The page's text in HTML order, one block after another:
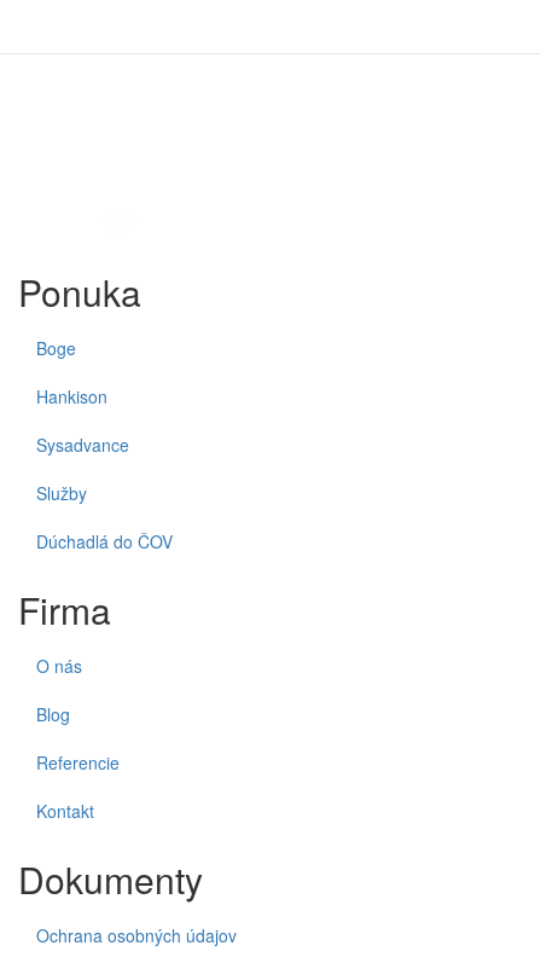
Ponuka
Boge
Hankison
Sysadvance
Služby
Dúchadlá do ČOV
Firma
O nás
Blog
Referencie
Kontakt
Dokumenty
Ochrana osobných údajov